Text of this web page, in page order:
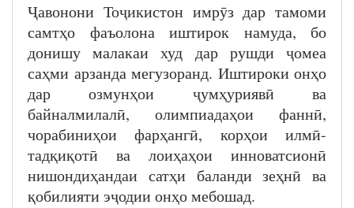
Ҷавонони Тоҷикистон имрӯз дар тамоми
самтҳо фаъолона иштирок намуда, бо
донишу малакаи худ дар рушди ҷомеа
саҳми арзанда мегузоранд. Иштироки онҳо
дар озмунҳои ҷумҳуриявӣ ва
байналмилалӣ, олимпиадаҳои фаннӣ,
чорабиниҳои фарҳангӣ, корҳои илмӣ-
тадқиқотӣ ва лоиҳаҳои инноватсионӣ
нишондиҳандаи сатҳи баланди зеҳнӣ ва
қобилияти эҷодии онҳо мебошад.